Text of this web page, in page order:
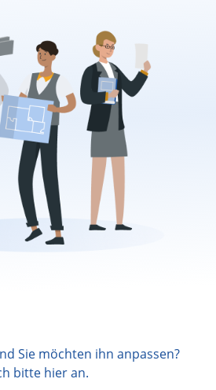
Sie möchten ihn anpassen?
bitte hieran.